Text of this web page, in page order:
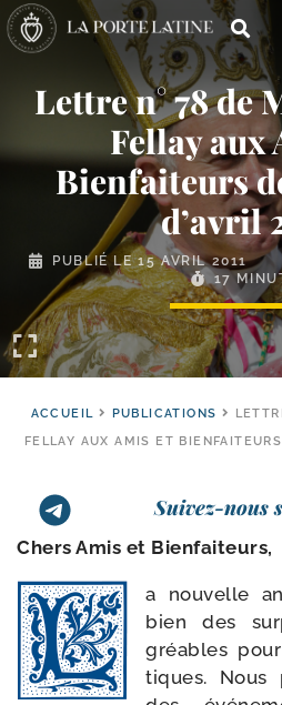
Lettre n° 78 de
Fellay aux
Bienfaiteurs
d’avril
PUBLIÉ LE15 AVRIL 2011
17
ACCUEIL PUBLICATIONS
FELLAY AUX AMIS ET
Suivez-nous
Chers Amis et Bienfaiteurs,
a nou­velle
bien des
gréables
tiques. Nous